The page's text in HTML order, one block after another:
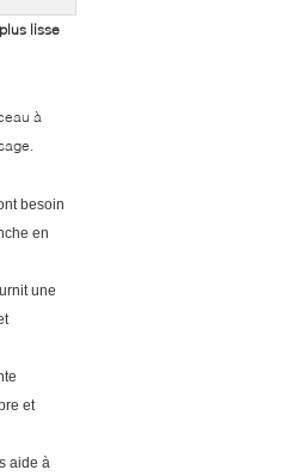
lisse
à
besoin
en
une
et
aide à